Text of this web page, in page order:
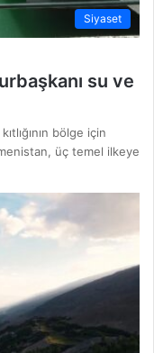
Siyaset
su ve
bölge için
üç temel ilkeye